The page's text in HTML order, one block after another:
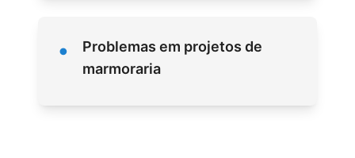
•
Problemas em projetos de
marmoraria